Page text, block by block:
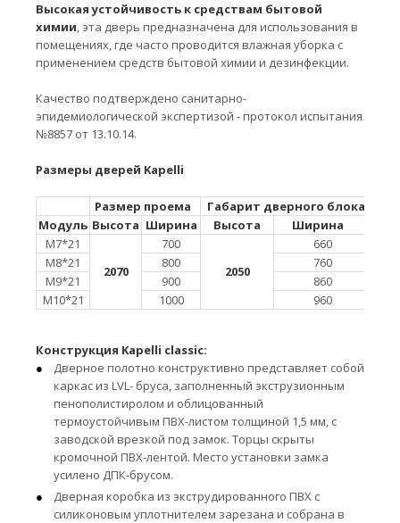
Высокая устойчивость к средствам бытовой
химии, эта дверь предназначена для использования в
помещениях, где часто проводится влажная уборка с
применением средств бытовой химии и дезинфекции.
Качество подтверждено санитарно-
эпидемиологической экспертизой - протокол испытания
№8857 от 13.10.14.
Размеры дверей Kapelli
Размер проема Габарит дверного блока
Модуль Высота Ширина Высота Ширина
М7*21
2070
700
2050
660
М8*21
800
760
М9*21
900
860
М10*21
1000 960
Конструкция Kapelli classic:
Дверное полотно конструктивно представляет cобой
каркас из LVL- бруса, заполненный экструзионным
пенополистиролом и облицованный
термоустойчивым ПВХ-листом толщиной 1,5 мм, с
заводской врезкой под замок. Торцы скрыты
кромочной ПВХ-лентой. Место установки замка
усилено ДПК-брусом.
Дверная коробка из экструдированного ПВХ с
силиконовым уплотнителем зарезана и собрана в